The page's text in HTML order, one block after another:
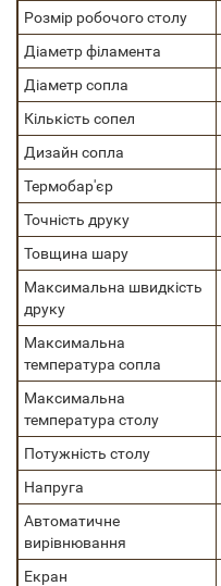
Розмір робочого столу
Діаметр філамента
Діаметр сопла
Кількість сопел
Дизайн сопла
Термобар'єр
Точність друку
Товщина шару
Максимальна швидкість
друку
Максимальна
температура сопла
Максимальна
температура столу
Потужність столу
Напруга
Автоматичне
вирівнювання
Екран